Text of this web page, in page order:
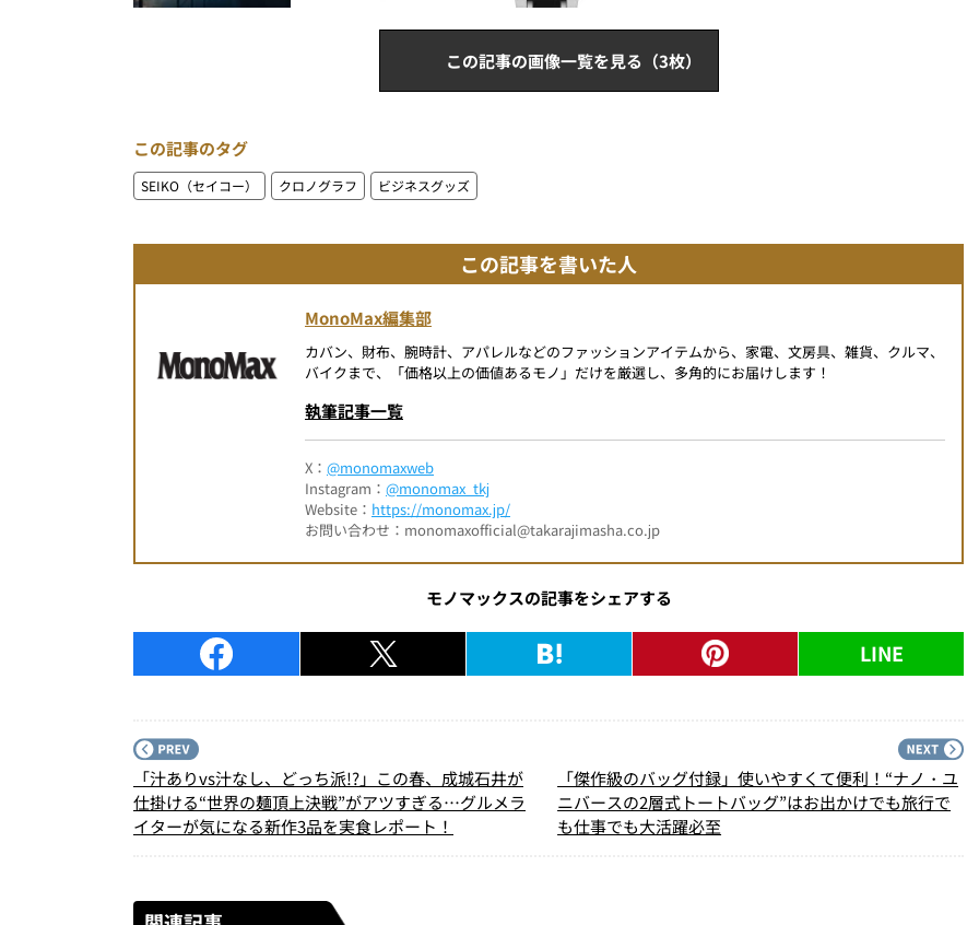
この記事の画像一覧を見る（3枚）
この記事のタグ
SEIKO（セイコー） クロノグラフ ビジネスグッズ
この記事を書いた人
MonoMax編集部
カバン、財布、腕時計、アパレルなどのファッションアイテムから、家電、文房具、雑貨、クルマ、
バイクまで、「価格以上の価値あるモノ」だけを厳選し、多角的にお届けします！
執筆記事一覧
X： @monomaxweb
Instagram： @monomax_tkj
Website： https://monomax.jp/
お問い合わせ：monomaxofficial@takarajimasha.co.jp
モノマックスの記事をシェアする
LINE
「汁ありvs汁なし、どっち派!?」この春、成城石井が
仕掛ける“世界の麺頂上決戦”がアツすぎる…グルメラ
イターが気になる新作3品を実食レポート！
「傑作級のバッグ付録」使いやすくて便利！“ナノ・ユ
ニバースの2層式トートバッグ”はお出かけでも旅行で
も仕事でも大活躍必至